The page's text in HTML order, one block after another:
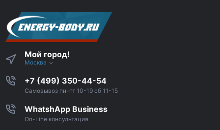
Мой город!
Москва
+7 (499) 350-44-54
Самовывоз пн-пт 10-19 сб 11-15
WhatshApp Business
On-Line консультация